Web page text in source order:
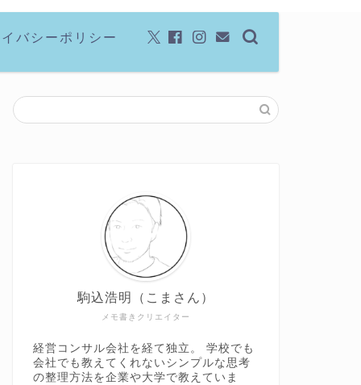
バシーポリシー
メモ書きクリエイター
駒込浩明（こまさん）
経営コンサル会社を経て独立。 学校でも
会社でも教えてくれないシンプルな思考
の整理方法を企業や大学で教えていま